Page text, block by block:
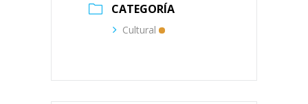
CATEGORÍA
Cultural